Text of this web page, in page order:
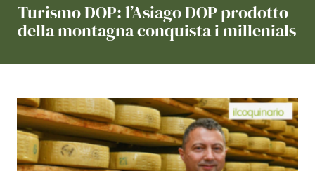
Turismo DOP: l’Asiago DOP prodotto
della montagna conquista i millenials